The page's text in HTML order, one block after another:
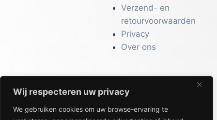
Wij respecteren uw privacy
We gebruiken cookies om uw browse-ervaring te
Verzend- en
retourvoorwaarden
Privacy
Over ons
CATALOGI
Workwear &